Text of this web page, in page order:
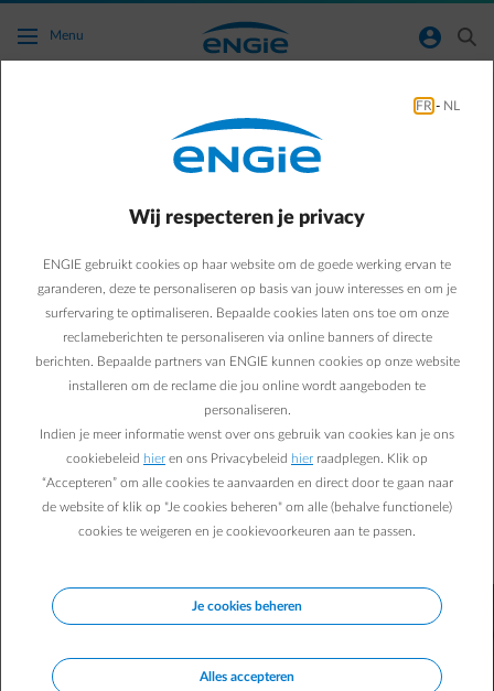
Ga naar de hoofdinhoud
Menu normal-account-circle search
Allerlei
Wat zit er in je
energiefactuur in
Wallonië?
Laetitia M.
Wat zit er in Wallonië in mijn elektriciteits- en gasfactuur?
energieprijs? Deze infografiek helpt je je energiefactuur in
FR - NL
Wij respecteren je privacy
ENGIE gebruikt cookies op haar website om de goede werking ervan te
garanderen, deze te personaliseren op basis van jouw interesses en om je
surfervaring te optimaliseren. Bepaalde cookies laten ons toe om onze
reclameberichten te personaliseren via online banners of directe
berichten. Bepaalde partners van ENGIE kunnen cookies op onze website
installeren om de reclame die jou online wordt aangeboden te
personaliseren.
Indien je meer informatie wenst over ons gebruik van cookies kan je ons
cookiebeleid hier en ons Privacybeleid hier raadplegen. Klik op
“Accepteren” om alle cookies te aanvaarden en direct door te gaan naar
de website of klik op "Je cookies beheren" om alle (behalve functionele)
cookies te weigeren en je cookievoorkeuren aan te passen.
Je cookies beheren
Alles accepteren